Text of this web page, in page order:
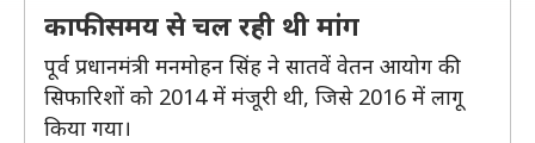
काफी समय से चल रही थी मांग
पूर्व प्रधानमंत्री मनमोहन सिंह ने सातवें वेतन आयोग की
सिफारिशों को 2014 में मंजूरी थी, जिसे 2016 में लागू
किया गया।